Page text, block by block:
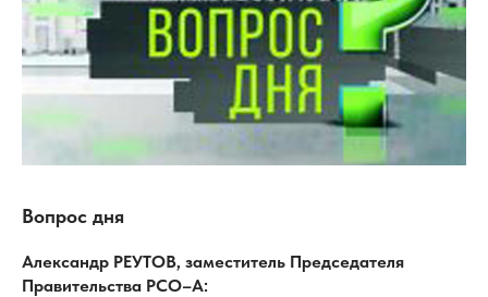
Вопрос дня
Александр РЕУТОВ, заместитель Председателя
Правительства РСО–А: